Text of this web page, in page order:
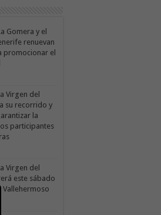
Gomera y el
renuevan
promocionar el
Virgen del
su recorrido y
la
participantes
Virgen del
este sábado
Vallehermoso